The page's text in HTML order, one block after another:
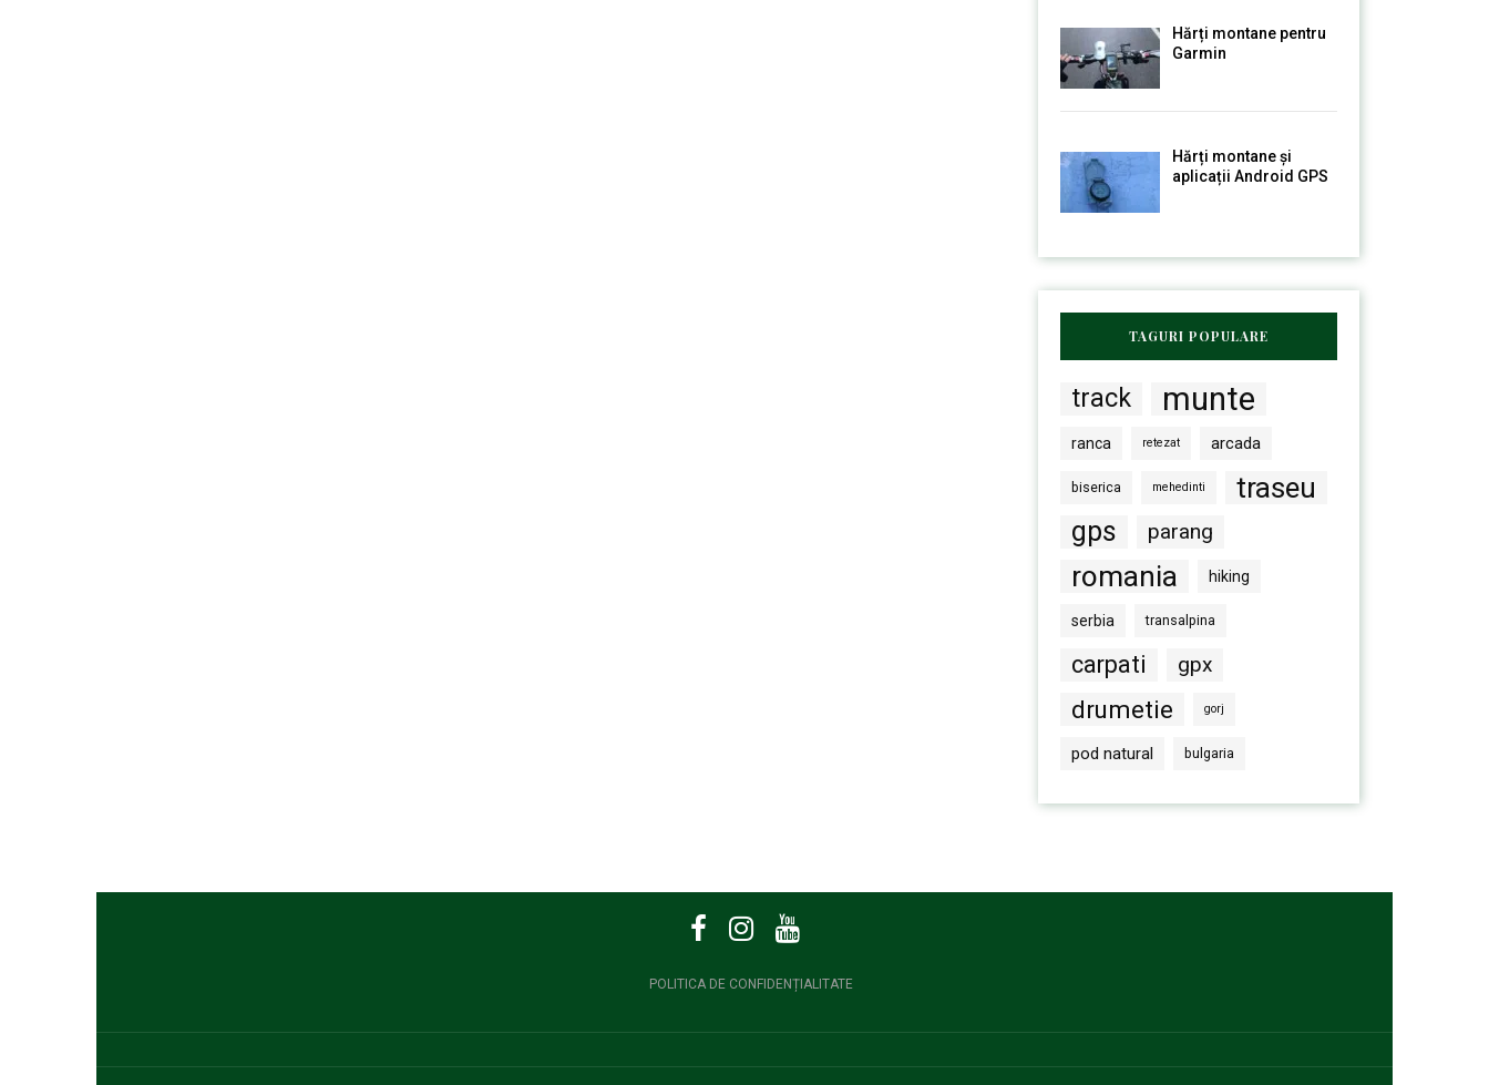
Hărți montane pentru
Garmin
Hărți montane și
aplicații Android GPS
TAGURI POPULARE
track munte
ranca retezat arcada
biserica mehedinti traseu
gps parang
romania hiking
serbia transalpina
carpati gpx
drumetie gorj
pod natural bulgaria
POLITICA DE CONFIDENȚIALITATE